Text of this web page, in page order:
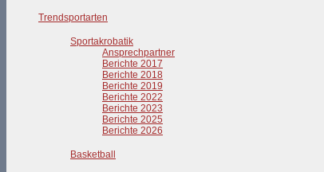
Trendsportarten
Sportakrobatik
Ansprechpartner
Berichte 2017
Berichte 2018
Berichte 2019
Berichte 2022
Berichte 2023
Berichte 2025
Berichte 2026
Basketball